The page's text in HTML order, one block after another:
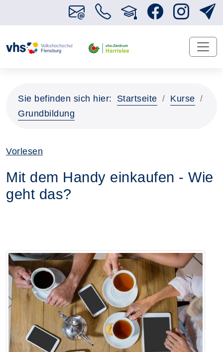
Sie befinden sich hier: Startseite
Kurse
Grundbildung
Vorlesen
Mit dem Handy einkaufen - Wie
geht das?